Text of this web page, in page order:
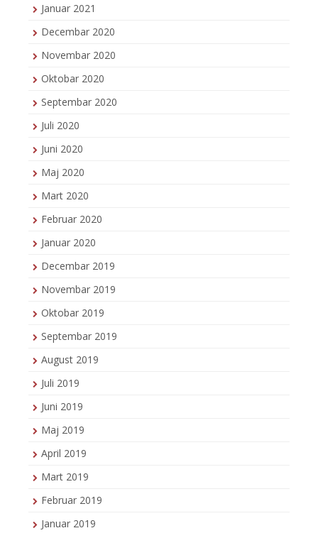
Januar 2021
Decembar 2020
Novembar 2020
Oktobar 2020
Septembar 2020
Juli 2020
Juni 2020
Maj 2020
Mart 2020
Februar 2020
Januar 2020
Decembar 2019
Novembar 2019
Oktobar 2019
Septembar 2019
August 2019
Juli 2019
Juni 2019
Maj 2019
April 2019
Mart 2019
Februar 2019
Januar 2019